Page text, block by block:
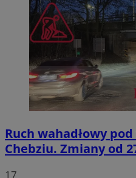
Ruch wahadłowy
Chebziu. Zmiany od
17